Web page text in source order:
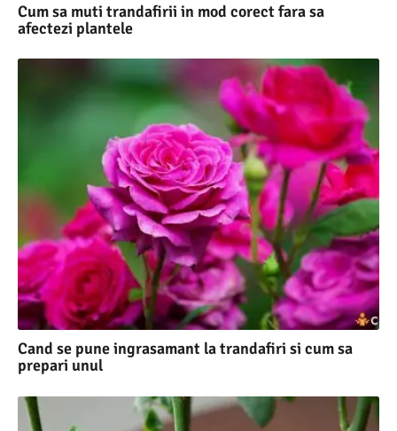
Cum sa muti trandafirii in mod corect fara sa
afectezi plantele
Cand se pune ingrasamant la trandafiri si cum sa
prepari unul